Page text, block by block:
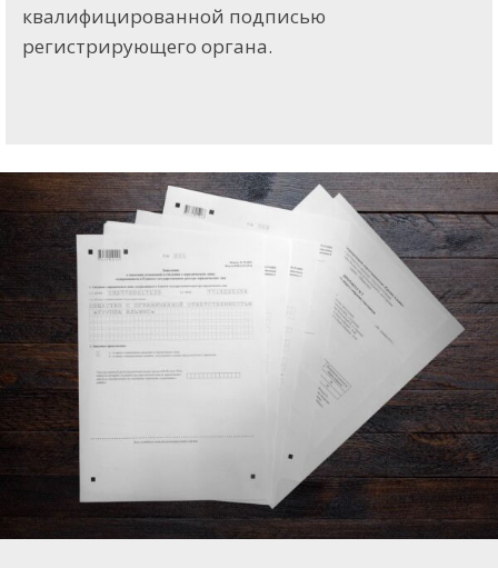
квалифицированной подписью
регистрирующего органа.